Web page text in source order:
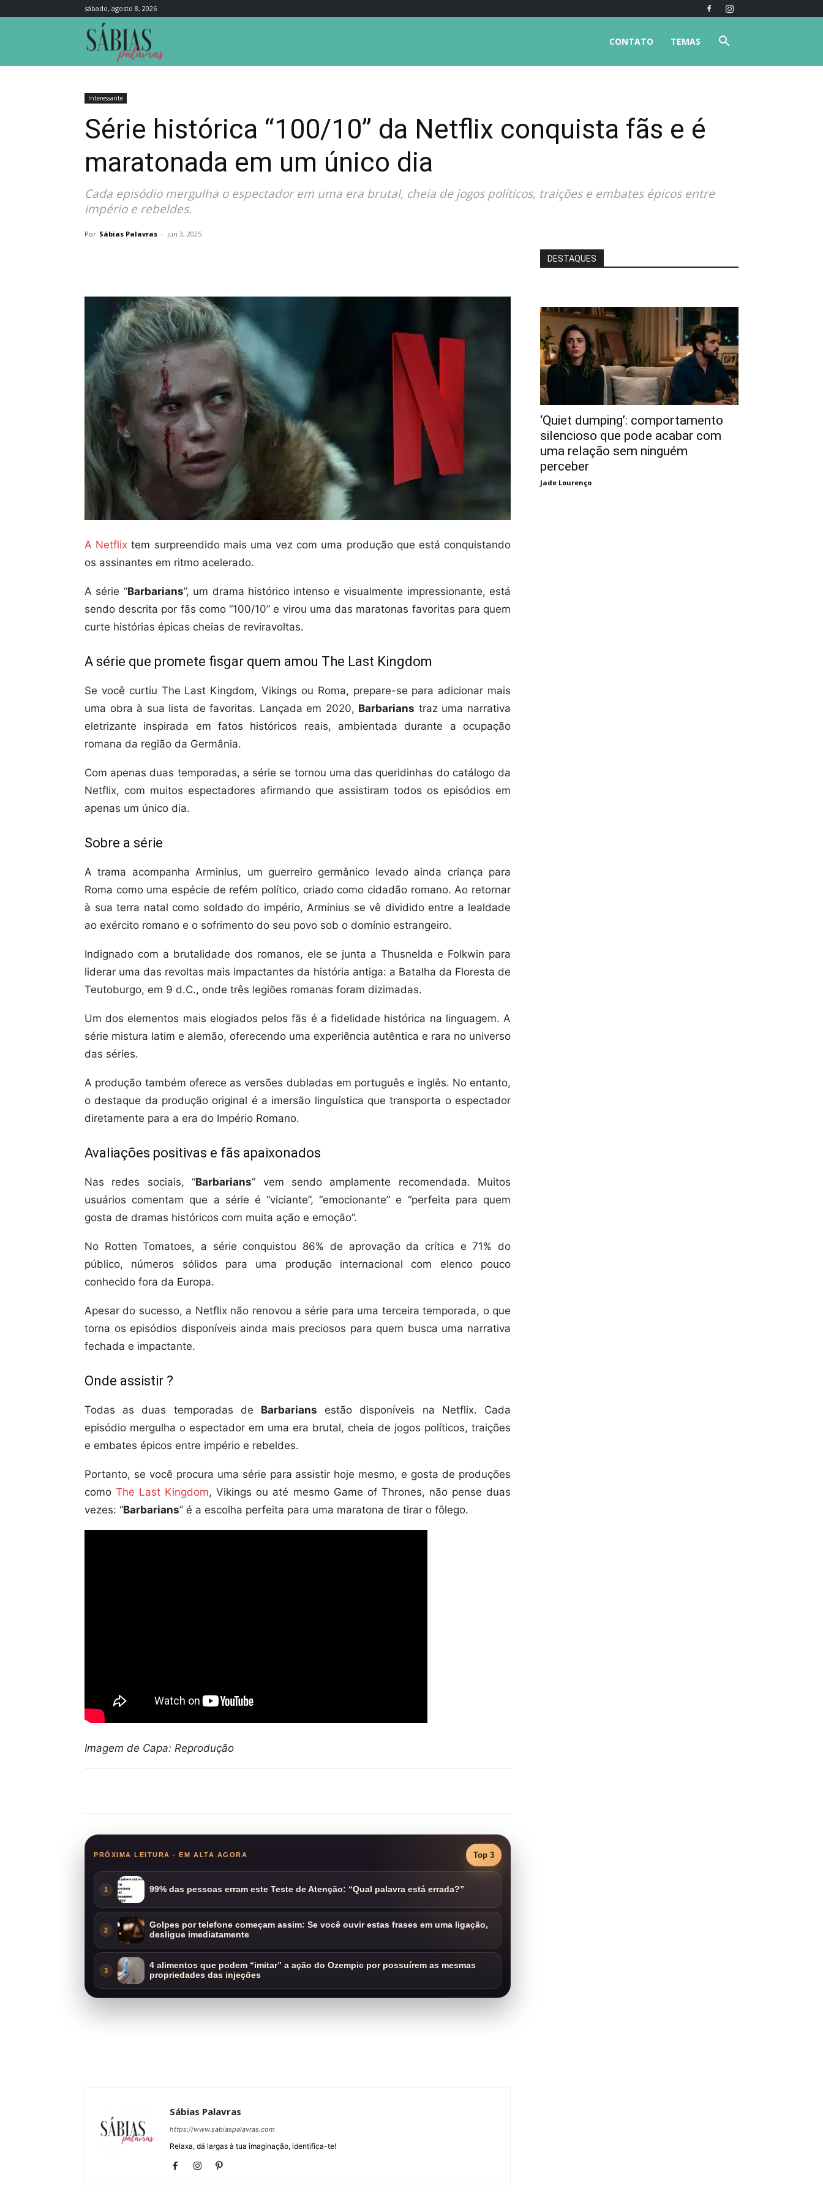
sábado, agosto 8, 2026
TEMAS
CONTATO
Interessante
Série histórica “100/10” da Netflix conquista fãs e é
maratonada em um único dia
Cada episódio mergulha o espectador em uma era brutal, cheia de jogos políticos, traições e embates épicos entre
império e rebeldes.
Por Sábias Palavras - jun 3, 2025
A Netflix tem surpreendido mais uma vez com uma produção que está conquistando
os assinantes em ritmo acelerado.
A série “Barbarians”, um drama histórico intenso e visualmente impressionante, está
sendo descrita por fãs como “100/10” e virou uma das maratonas favoritas para quem
curte histórias épicas cheias de reviravoltas.
A série que promete fisgar quem amou The Last Kingdom
Se você curtiu The Last Kingdom, Vikings ou Roma, prepare-se para adicionar mais
uma obra à sua lista de favoritas. Lançada em 2020, Barbarians traz uma narrativa
eletrizante inspirada em fatos históricos reais, ambientada durante a ocupação
romana da região da Germânia.
Com apenas duas temporadas, a série se tornou uma das queridinhas do catálogo da
Netflix, com muitos espectadores afirmando que assistiram todos os episódios em
apenas um único dia.
Sobre a série
A trama acompanha Arminius, um guerreiro germânico levado ainda criança para
Roma como uma espécie de refém político, criado como cidadão romano. Ao retornar
à sua terra natal como soldado do império, Arminius se vê dividido entre a lealdade
ao exército romano e o sofrimento do seu povo sob o domínio estrangeiro.
Indignado com a brutalidade dos romanos, ele se junta a Thusnelda e Folkwin para
liderar uma das revoltas mais impactantes da história antiga: a Batalha da Floresta de
Teutoburgo, em 9 d.C., onde três legiões romanas foram dizimadas.
Um dos elementos mais elogiados pelos fãs é a fidelidade histórica na linguagem. A
série mistura latim e alemão, oferecendo uma experiência autêntica e rara no universo
das séries.
A produção também oferece as versões dubladas em português e inglês. No entanto,
o destaque da produção original é a imersão linguística que transporta o espectador
diretamente para a era do Império Romano.
Avaliações positivas e fãs apaixonados
Nas redes sociais, “Barbarians” vem sendo amplamente recomendada. Muitos
usuários comentam que a série é “viciante”, “emocionante” e “perfeita para quem
gosta de dramas históricos com muita ação e emoção”.
No Rotten Tomatoes, a série conquistou 86% de aprovação da crítica e 71% do
público, números sólidos para uma produção internacional com elenco pouco
conhecido fora da Europa.
Apesar do sucesso, a Netflix não renovou a série para uma terceira temporada, o que
torna os episódios disponíveis ainda mais preciosos para quem busca uma narrativa
fechada e impactante.
Onde assistir ?
Todas as duas temporadas de Barbarians estão disponíveis na Netflix. Cada
episódio mergulha o espectador em uma era brutal, cheia de jogos políticos, traições
e embates épicos entre império e rebeldes.
Portanto, se você procura uma série para assistir hoje mesmo, e gosta de produções
comoThe Last Kingdom, Vikings ou até mesmo Game of Thrones, não pense duas
vezes: “Barbarians” é a escolha perfeita para uma maratona de tirar o fôlego.
Imagem de Capa: Reprodução
PRÓXIMA LEITURA - EM ALTA AGORA Top 3
1 99% das pessoas erram este Teste de Atenção: “Qual palavra está errada?”
2
Golpes por telefone começam assim: Se você ouvir estas frases em uma ligação,
desligue imediatamente
3
4 alimentos que podem “imitar” a ação do Ozempic por possuírem as mesmas
propriedades das injeções
Sábias Palavras
https://www.sabiaspalavras.com
Relaxa, dá largas à tua imaginação, identifica-te!
DESTAQUES
‘Quiet dumping’: comportamento
silencioso que pode acabar com
uma relação sem ninguém
perceber
Jade Lourenço